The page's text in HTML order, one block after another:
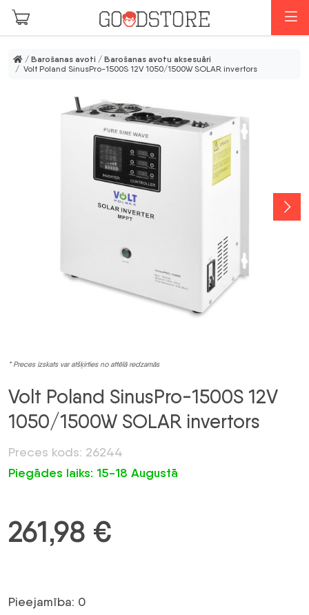
Skip to main content
/ Barošanas avoti / Barošanas avotu aksesuāri
/ Volt Poland SinusPro-1500S 12V 1050/1500W SOLAR invertors
* Preces izskats var atšķirties no attēlā redzamās
Volt Poland SinusPro-1500S 12V
1050/1500W SOLAR invertors
Preces kods: 26244
Piegādes laiks: 15-18 Augustā
261,98 €
Pieejamība: 0